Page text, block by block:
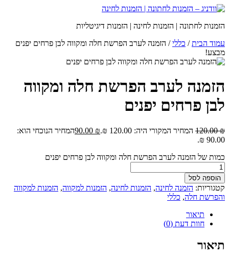
הזמנות לחתונה | הזמנות לחינה | הזמנות דיגיטליות
עמוד הבית/ כללי/ הזמנה לערב הפרשת חלה ומקווה לבן פרחים יפנים
מבצע!
הזמנה לערב הפרשת חלה ומקווה
לבן פרחים יפנים
120.00₪ המחיר המקורי היה: 120.00 ₪. 90.00 ₪
המחיר הנוכחי הוא:
90.00 ₪.
כמות של הזמנה לערב הפרשת חלה ומקווה לבן פרחים יפנים
הוספה לסל
קטגוריות: הזמנה לחינה, הזמנות לחינה, הזמנות למקווה, הזמנות למקווה
והפרשת חלה, כללי
תיאור
חוות דעת (0)
תיאור